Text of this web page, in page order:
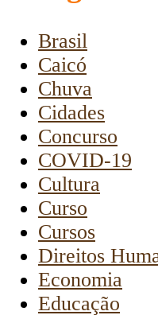
Brasil
Caicó
Chuva
Cidades
Concurso
COVID-19
Cultura
Curso
Cursos
Direitos
Economia
Educação